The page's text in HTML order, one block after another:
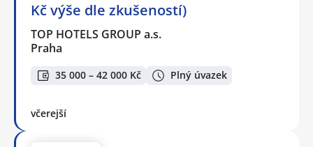
Kč výše dle zkušeností)
TOP HOTELS GROUP a.s.
Praha
35 000 – 42 000 Kč Plný úvazek
včerejší